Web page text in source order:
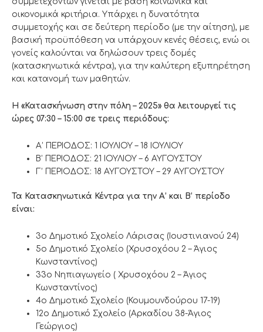
οικονομικά κριτήρια. Υπάρχει η δυνατότητα
συμμετοχής και σε δεύτερη περίοδο (με την αίτηση), με
βασική προϋπόθεση να υπάρχουν κενές θέσεις, ενώ οι
γονείς καλούνται να δηλώσουν τρεις δομές
(κατασκηνωτικά κέντρα), για την καλύτερη εξυπηρέτηση
και κατανομή των μαθητών.
Η «Κατασκήνωση στην πόλη – 2025» θα λειτουργεί τις
ώρες 07:30 – 15:00 σε τρεις περιόδους:
Α’ ΠΕΡΙΟΔΟΣ: 1 ΙΟΥΛΙΟΥ – 18 ΙΟΥΛΙΟΥ
Β’ ΠΕΡΙΟΔΟΣ: 21 ΙΟΥΛΙΟΥ – 6 ΑΥΓΟΥΣΤΟΥ
Γ’ ΠΕΡΙΟΔΟΣ: 18 ΑΥΓΟΥΣΤΟΥ – 29 ΑΥΓΟΥΣΤΟΥ
Τα Κατασκηνωτικά Κέντρα για την Α’ και Β’ περίοδο
είναι:
3ο Δημοτικό Σχολείο Λάρισας (Ιουστινιανού 24)
5ο Δημοτικό Σχολείο (Χρυσοχόου 2 – Άγιος
Κωνσταντίνος)
33ο Νηπιαγωγείο ( Χρυσοχόου 2 – Άγιος
Κωνσταντίνος)
4ο Δημοτικό Σχολείο (Κουμουνδούρου 17-19)
12ο Δημοτικό Σχολείο (Αρκαδίου 38-Άγιος
Γεώργιος)